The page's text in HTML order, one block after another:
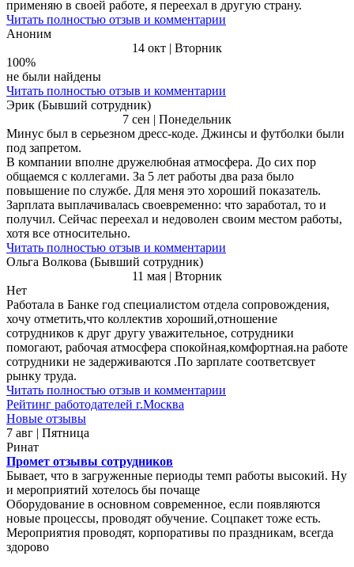
применяю в своей работе, я переехал в другую страну.
Читать полностью отзыв и комментарии
Аноним
14 окт | Вторник
100%
не были найдены
Читать полностью отзыв и комментарии
Эрик (Бывший сотрудник)
7 сен | Понедельник
Минус был в серьезном дресс-коде. Джинсы и футболки были
под запретом.
В компании вполне дружелюбная атмосфера. До сих пор
общаемся с коллегами. За 5 лет работы два раза было
повышение по службе. Для меня это хороший показатель.
Зарплата выплачивалась своевременно: что заработал, то и
получил. Сейчас переехал и недоволен своим местом работы,
хотя все относительно.
Читать полностью отзыв и комментарии
Ольга Волкова (Бывший сотрудник)
11 мая | Вторник
Нет
Работала в Банке год специалистом отдела сопровождения,
хочу отметить,что коллектив хороший,отношение
сотрудников к друг другу уважительное, сотрудники
помогают, рабочая атмосфера спокойная,комфортная.на работе
сотрудники не задерживаются .По зарплате соответсвует
рынку труда.
Читать полностью отзыв и комментарии
Рейтинг работодателей г.Москва
Новые отзывы
7 авг | Пятница
Ринат
Промет отзывы сотрудников
Бывает, что в загруженные периоды темп работы высокий. Ну
и мероприятий хотелось бы почаще
Оборудование в основном современное, если появляются
новые процессы, проводят обучение. Соцпакет тоже есть.
Мероприятия проводят, корпоративы по праздникам, всегда
здорово